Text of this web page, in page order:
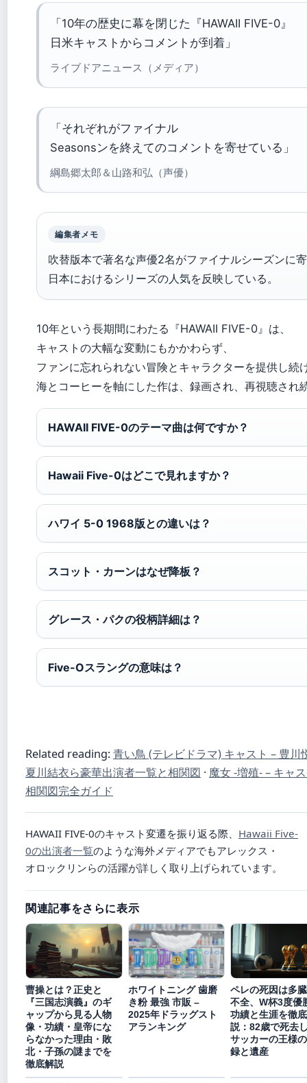
「10年の歴史に幕を閉じた『HAWAII FIVE-0』
日米キャストからコメントが到着」
ライブドアニュース（メディア）
「それぞれがファイナル
Seasonsンを終えてのコメントを寄せている」
綱島郷太郎＆山路和弘（声優）
編集者メモ
吹替版本で著名な声優2名がファイナルシーズンに
日本におけるシリーズの人気を反映している。
10年という長期間にわたる『HAWAII FIVE-0』は、
キャストの大幅な変動にもかかわらず、
ファンに忘れられない冒険とキャラクターを提供し続
海とコーヒーを軸にした作は、録画され、再視聴され
HAWAII FIVE-0のテーマ曲は何ですか？
Hawaii Five-0はどこで見れますか？
ハワイ 5-0 1968版との違いは？
スコット・カーンはなぜ降板？
グレース・パクの役柄詳細は？
Five-Oスラングの意味は？
Related reading:青い鳥 (テレビドラマ) キャスト – 豊川
夏川結衣ら豪華出演者一覧と相関図 · 魔女 -増殖- – キャ
相関図完全ガイド
HAWAII FIVE-0のキャスト変遷を振り返る際、 Hawaii Five-
0の出演者一覧のような海外メディアでもアレックス・
オロックリンらの活躍が詳しく取り上げられています。
関連記事をさらに表示
曹操とは？正史と
『三国志演義』のギ
ャップから見る人物
像・功績・皇帝にな
らなかった理由・敗
北・子孫の謎までを
徹底解説
ホワイトニング 歯磨
き粉 最強 市販 –
2025年ドラッグスト
アランキング
ペレの死因は多
不全、W杯3度優
功績と生涯を徹
説：82歳で死去
サッカーの王様
録と遺産